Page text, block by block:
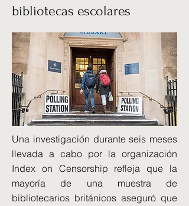
bibliotecas escolares
Una investigación durante seis meses
llevada a cabo por la organización
Index on Censorship refleja que la
mayoría de una muestra de
bibliotecarios británicos aseguró que